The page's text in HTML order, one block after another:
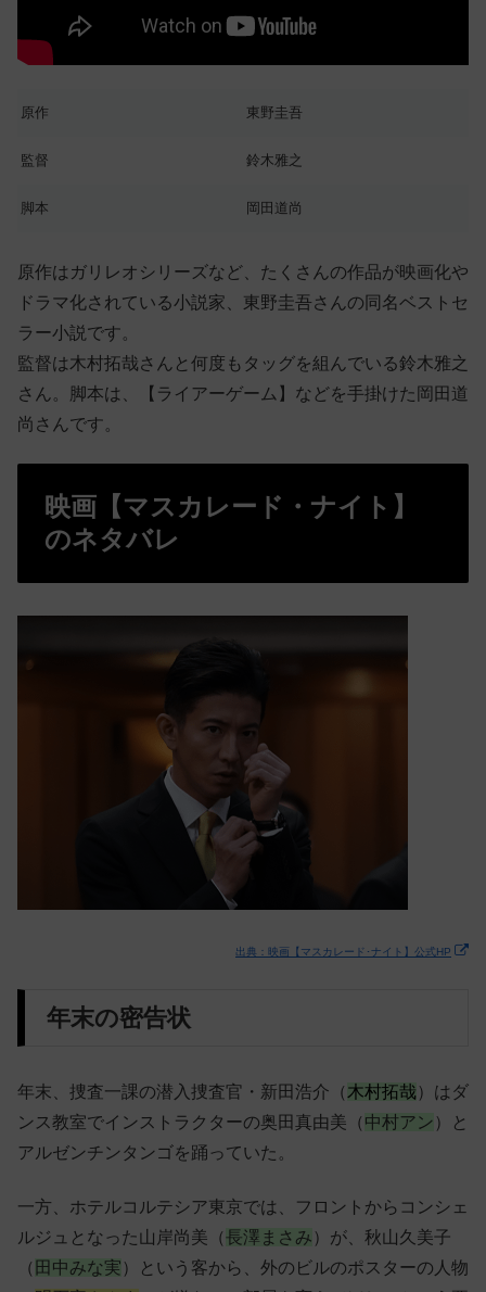
原作 東野圭吾
監督 鈴木雅之
脚本 岡田道尚
原作はガリレオシリーズなど、たくさんの作品が映画化や
ドラマ化されている小説家、東野圭吾さんの同名ベストセ
ラー小説です。
監督は木村拓哉さんと何度もタッグを組んでいる鈴木雅之
さん。脚本は、【ライアーゲーム】などを手掛けた岡田道
尚さんです。
映画【マスカレード・ナイト】
のネタバレ
出典：映画【マスカレード･ナイト】公式HP
年末の密告状
年末、捜査一課の潜入捜査官・新田浩介（ 木村拓哉 ）はダ
ンス教室でインストラクターの奥田真由美（ 中村アン ）と
アルゼンチンタンゴを踊っていた。
一方、ホテルコルテシア東京では、フロントからコンシェ
ルジュとなった山岸尚美（長澤まさみ ）が、秋山久美子
（ 田中みな実 ）という客から、外のビルのポスターの人物